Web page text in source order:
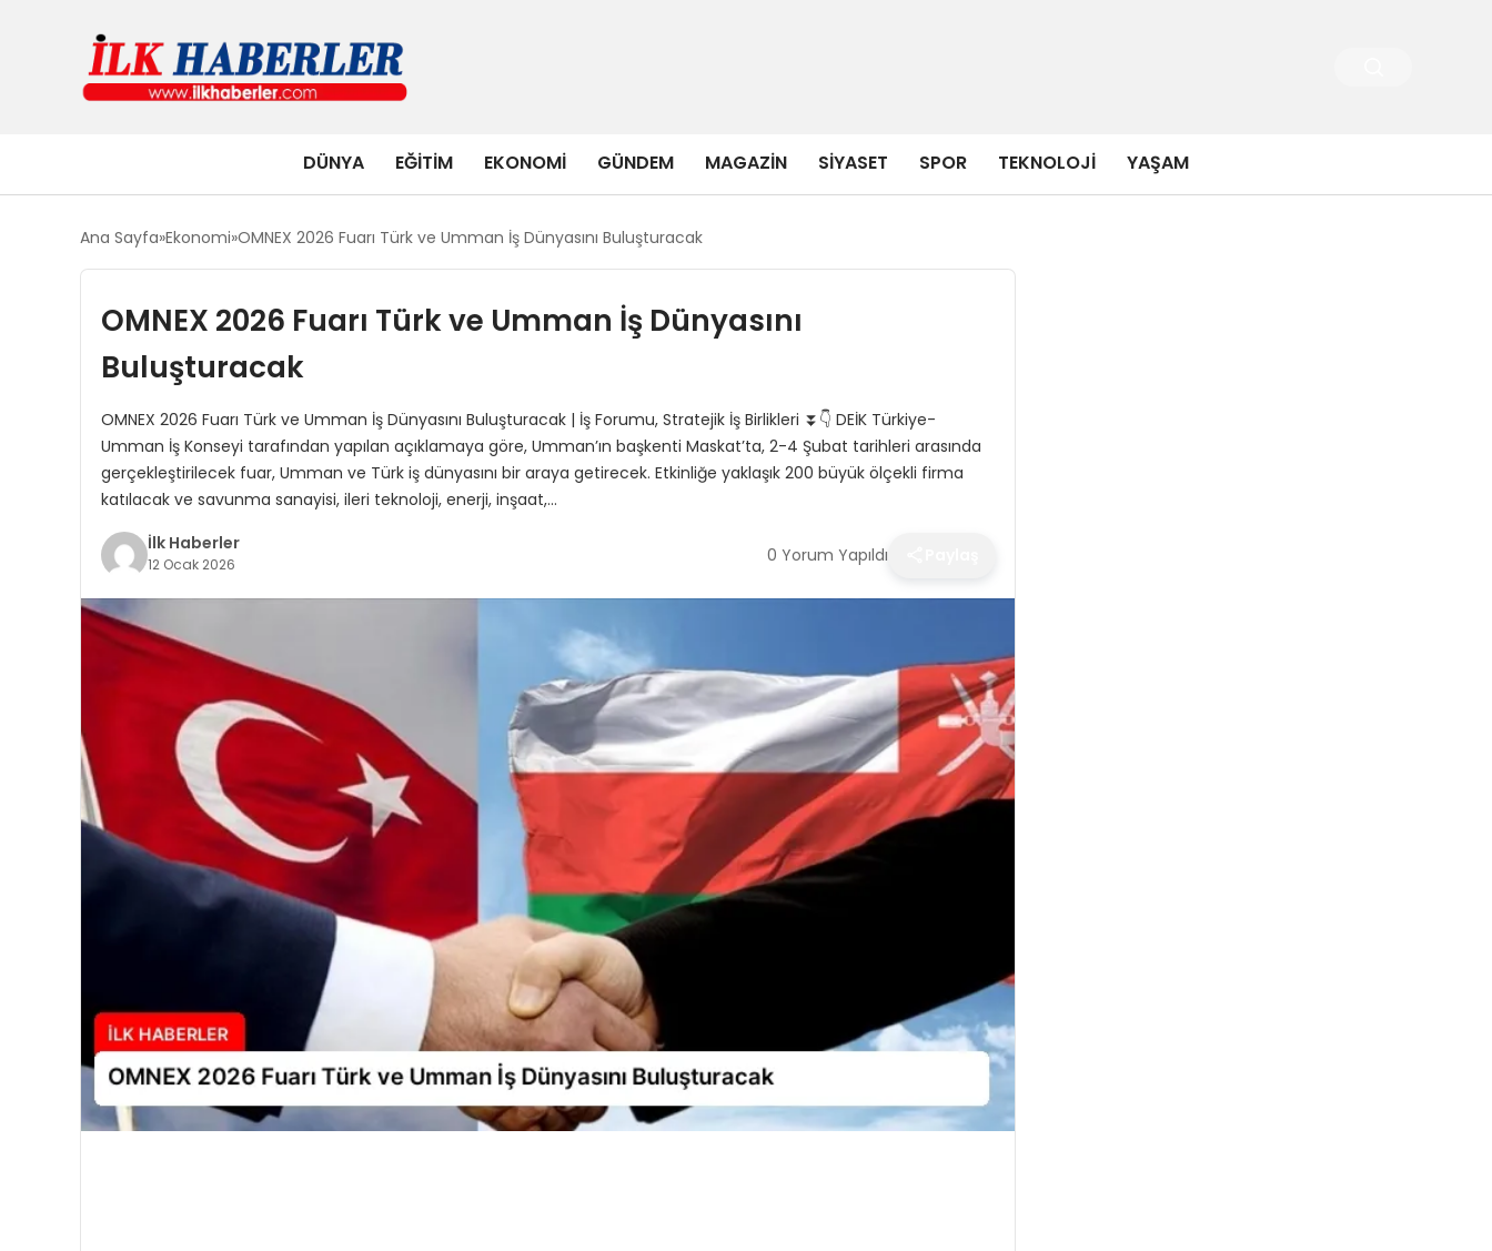
DÜNYA EĞITIM EKONOMI GÜNDEM MAGAZIN SIYASET SPOR TEKNOLOJI YAŞAM
Ana Sayfa Ekonomi OMNEX 2026 Fuarı Türk ve Umman İş Dünyasını Buluşturacak
OMNEX 2026 Fuarı Türk ve Umman İş Dünyasını
Buluşturacak
OMNEX 2026 Fuarı Türk ve Umman İş Dünyasını Buluşturacak | İş Forumu, Stratejik İş Birlikleri ⏬👇 DEİK Türkiye-
Umman İş Konseyi tarafından yapılan açıklamaya göre, Umman’ın başkenti Maskat’ta, 2-4 Şubat tarihleri arasında
gerçekleştirilecek fuar, Umman ve Türk iş dünyasını bir araya getirecek. Etkinliğe yaklaşık 200 büyük ölçekli firma
katılacak ve savunma sanayisi, ileri teknoloji, enerji, inşaat,…
İlk Haberler
12 Ocak 2026 0 Yorum Yapıldı